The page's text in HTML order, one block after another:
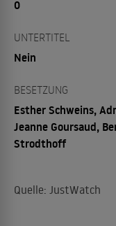
0
UNTERTITEL
Nein
BESETZUNG
Esther Schweins,
Jeanne Goursaud,
Strodthoff
Quelle: JustWatch